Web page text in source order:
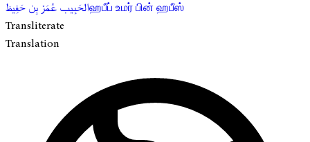
الحَبِيب عُمَرْ بِن حَفِيظஹபீப் உமர் பின் ஹபீஸ்
Transliterate
Translation